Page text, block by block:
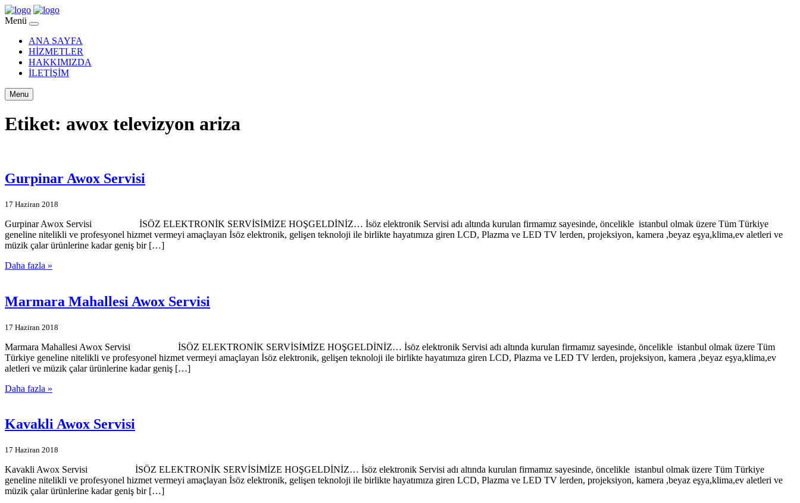
Menü
ANA SAYFA
HİZMETLER
HAKKIMIZDA
İLETİŞİM
Menu
Etiket: awox televizyon ariza
Gurpinar Awox Servisi
17 Haziran 2018
Gurpinar Awox Servisi İSÖZ ELEKTRONİK SERVİSİMİZE HOŞGELDİNİZ… İsöz elektronik Servisi adı altında kurulan firmamız sayesinde, öncelikle istanbul olmak üzere Tüm Türkiye
geneline nitelikli ve profesyonel hizmet vermeyi amaçlayan İsöz elektronik, gelişen teknoloji ile birlikte hayatımıza giren LCD, Plazma ve LED TV lerden, projeksiyon, kamera ,beyaz eşya,klima,ev aletleri ve
müzik çalar ürünlerine kadar geniş bir […]
Daha fazla »
Marmara Mahallesi Awox Servisi
17 Haziran 2018
Marmara Mahallesi Awox Servisi İSÖZ ELEKTRONİK SERVİSİMİZE HOŞGELDİNİZ… İsöz elektronik Servisi adı altında kurulan firmamız sayesinde, öncelikle istanbul olmak üzere Tüm
Türkiye geneline nitelikli ve profesyonel hizmet vermeyi amaçlayan İsöz elektronik, gelişen teknoloji ile birlikte hayatımıza giren LCD, Plazma ve LED TV lerden, projeksiyon, kamera ,beyaz eşya,klima,ev
aletleri ve müzik çalar ürünlerine kadar geniş […]
Daha fazla »
Kavakli Awox Servisi
17 Haziran 2018
Kavakli Awox Servisi İSÖZ ELEKTRONİK SERVİSİMİZE HOŞGELDİNİZ… İsöz elektronik Servisi adı altında kurulan firmamız sayesinde, öncelikle istanbul olmak üzere Tüm Türkiye
geneline nitelikli ve profesyonel hizmet vermeyi amaçlayan İsöz elektronik, gelişen teknoloji ile birlikte hayatımıza giren LCD, Plazma ve LED TV lerden, projeksiyon, kamera ,beyaz eşya,klima,ev aletleri ve
müzik çalar ürünlerine kadar geniş bir […]